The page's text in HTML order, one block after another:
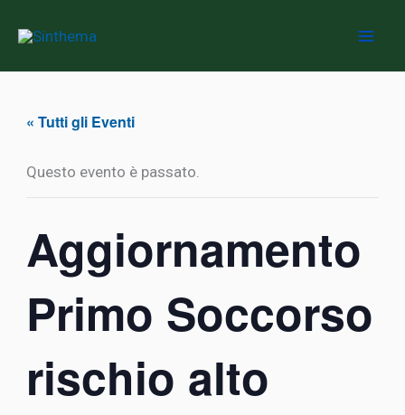
contenuto
« Tutti gli Eventi
Questo evento è passato.
Aggiornamento
Primo Soccorso
rischio alto